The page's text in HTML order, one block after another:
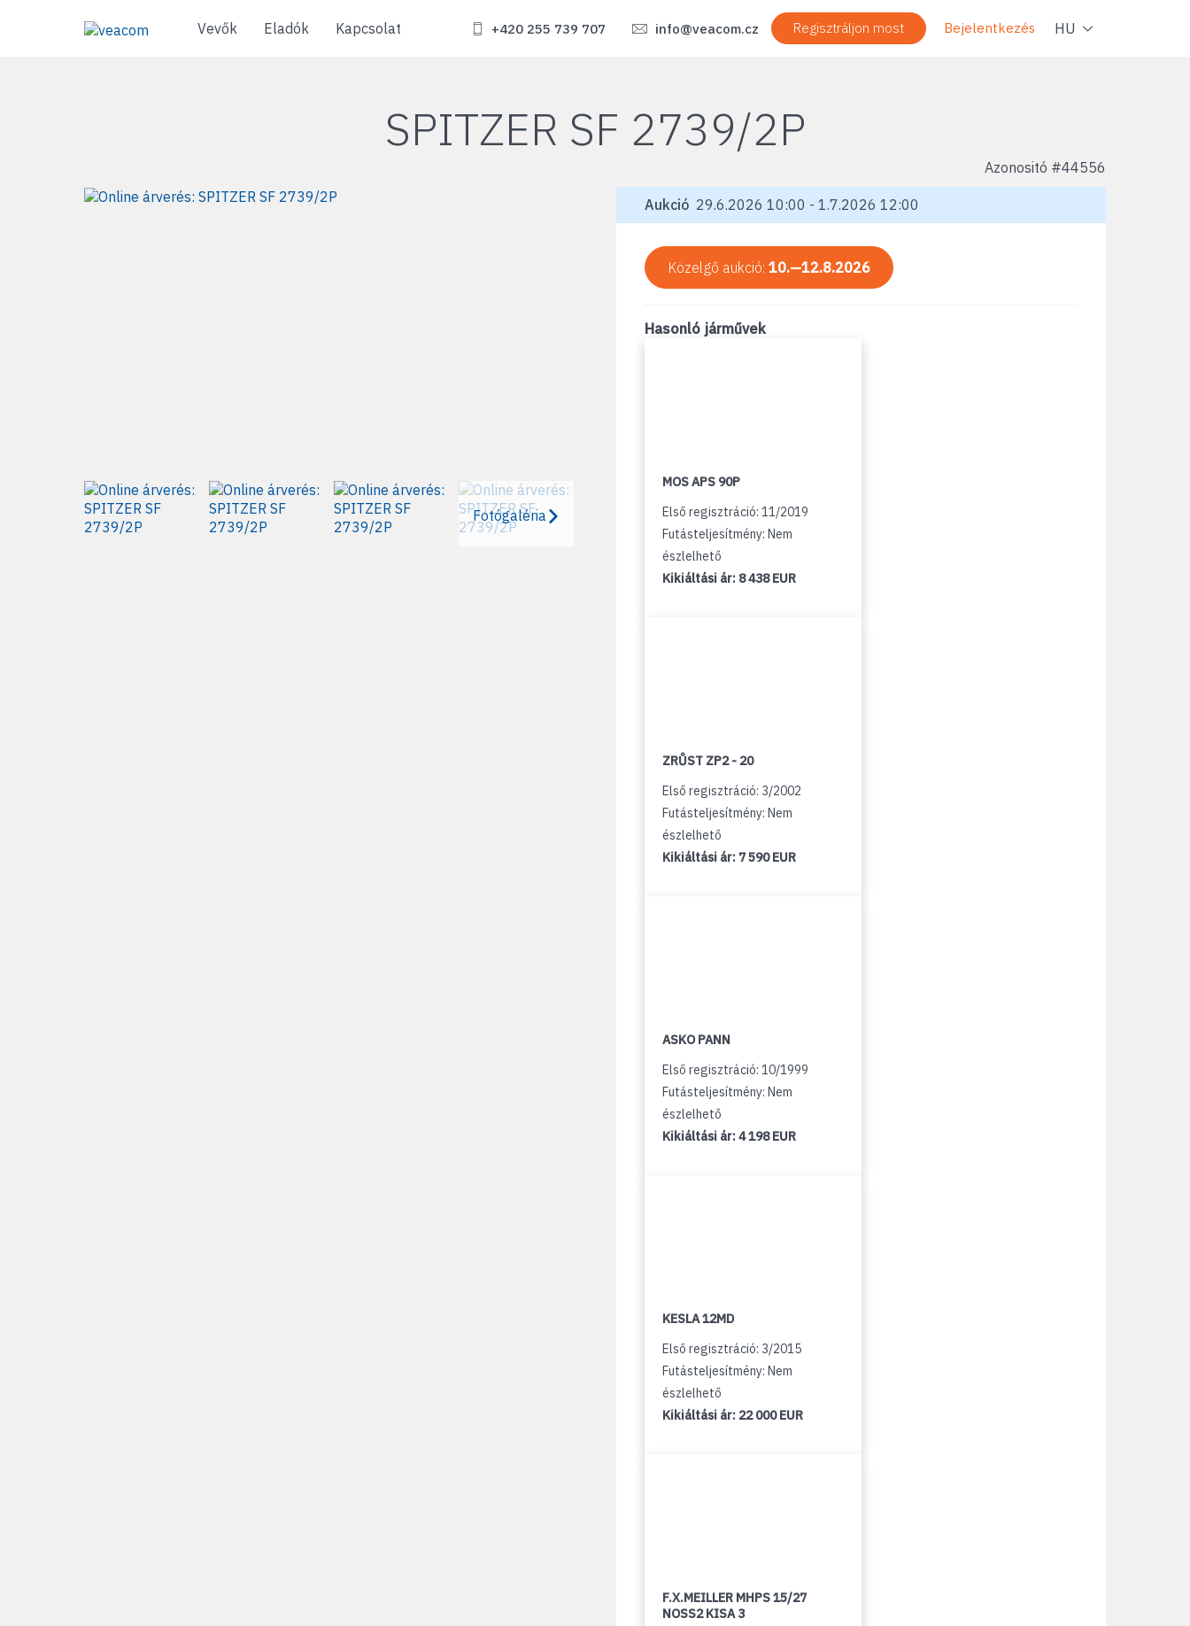
Vevők Eladók Kapcsolat Regisztráljon most Bejelentkezés
+420 255 739 707 info@veacom.cz HU
SPITZER SF 2739/2P
Azonositó #44556
Fotógaléria
Aukció 29.6.2026 10:00 - 1.7.2026 12:00
Közelgő aukció: 10.—12.8.2026
Hasonló járművek
MOS APS 90P
Első regisztráció: 11/2019
Futásteljesítmény: Nem
észlelhető
Kikiáltási ár: 8 438 EUR
ZRŮST ZP2 - 20
Első regisztráció: 3/2002
Futásteljesítmény: Nem
észlelhető
Kikiáltási ár: 7 590 EUR
ASKO PANN
Első regisztráció: 10/1999
Futásteljesítmény: Nem
észlelhető
Kikiáltási ár:4 198 EUR
KESLA 12MD
Első regisztráció: 3/2015
Futásteljesítmény: Nem
észlelhető
Kikiáltási ár: 22 000 EUR
F.X.MEILLER MHPS 15/27
NOSS2 KISA 3